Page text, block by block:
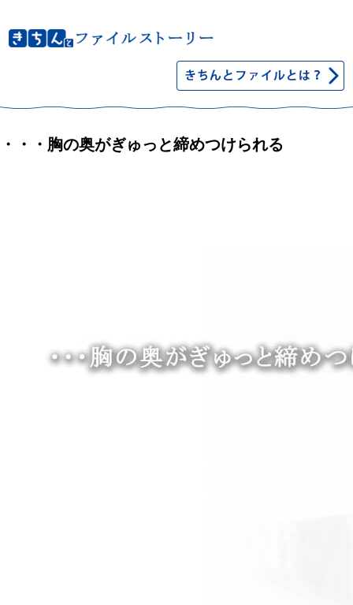
・・・胸の奥がぎゅっと締めつけられる